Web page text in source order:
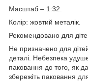
Масштаб – 1:32.
Колір: жовтий металік.
Рекомендовано для
Не призначено для
деталі. Небезпека
паковання до того, як
збережіть паковання